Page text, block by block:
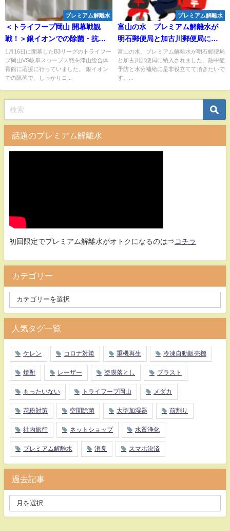
プレミアム解離水
＜トライフープ岡山 開幕戦観
戦！＞銀イオンでの除菌・抗菌
によるコロナ対策で安心して初
の生応援！
1月16日に開幕したB3リーグのトライフー
プ岡山VS岐阜スゥープス戦を津山総合体
育館に応援に行っていました。 銀イオン
での除菌で、しっかりコ...
プレミアム解離水
富山の水 プレミアム解離水が
明石郵便局と加古川郵便局に！
熱中症の予防や水分補給に！
富山の水、プレミアム解離水が明石郵便局
と加古川郵便局に納入されました。熱中症
予防と水分補給に是非役立てて頂きたいで
す。...
話題のプレミアム解離水
初回限定でプレミアム解離水がオトクになるのは⇒ コチラ
カテゴリー
人気タグ一覧
ケレン コロナ対策 重機再生 冷凍自動販売機
焼酎 レーザー 塗膜落とし ブラスト
もったいない トライフープ岡山 メダカ
花粉対策 空間除菌 大型加湿器 前割り
社内旅行 ネットショップ 水質浄化
プレミアム解離水 消臭 スマホ決済
過去記事